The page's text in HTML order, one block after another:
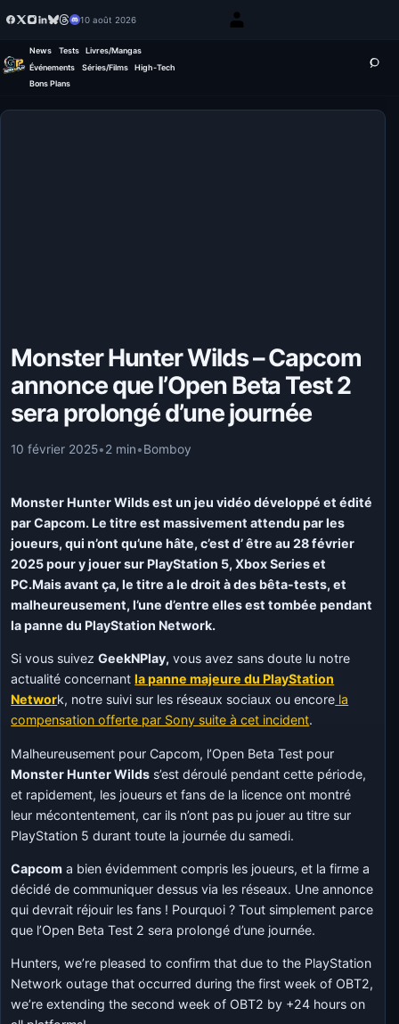
10 août 2026
News Tests
Livres/Mangas
Événements
Séries/Films
High-Tech
Bons Plans
Monster Hunter Wilds – Capcom
annonce que l’Open Beta Test 2
sera prolongé d’une journée
10 février 2025•2 min•Bomboy
Monster Hunter Wilds est un jeu vidéo développé et édité
par Capcom. Le titre est massivement attendu par les
joueurs, qui n’ont qu’une hâte, c’est d’ être au 28 février
2025 pour y jouer sur PlayStation 5, Xbox Series et
PC.Mais avant ça, le titre a le droit à des bêta-tests, et
malheureusement, l’une d’entre elles est tombée pendant
la panne du PlayStation Network.
Si vous suivezGeekNPlay, vous avez sans doute lu notre
actualité concernantla panne majeure du PlayStation
Network, notre suivi sur les réseaux sociaux ou encore la
compensation offerte par Sony suite à cet incident.
Malheureusement pour Capcom, l’Open Beta Test pour
Monster Hunter Wilds s’est déroulé pendant cette période,
et rapidement, les joueurs et fans de la licence ont montré
leur mécontentement, car ils n’ont pas pu jouer au titre sur
PlayStation 5 durant toute la journée du samedi.
Capcom a bien évidemment compris les joueurs, et la firme a
décidé de communiquer dessus via les réseaux. Une annonce
qui devrait réjouir les fans ! Pourquoi ? Tout simplement parce
que l’Open Beta Test 2 sera prolongé d’une journée.
Hunters, we’re pleased to confirm that due to the PlayStation
Network outage that occurred during the first week of OBT2,
we’re extending the second week of OBT2 by +24 hours on